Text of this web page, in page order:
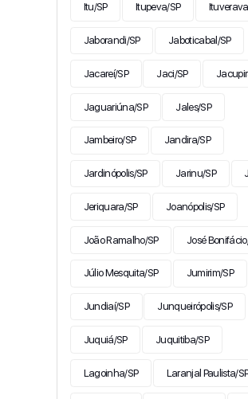
Itu/SP Itupeva/SP
Jaborandi/SP Jaboticabal/SP
Jacareí/SP Jaci/SP
Jaguariúna/SP Jales/SP
Jambeiro/SP Jandira/SP
Jardinópolis/SP Jarinu/SP
Jeriquara/SP Joanópolis/SP
João Ramalho/SP José
Júlio Mesquita/SP Jumirim/SP
Jundiaí/SP Junqueirópolis/SP
Juquiá/SP Juquitiba/SP
Lagoinha/SP Laranjal Paulista/